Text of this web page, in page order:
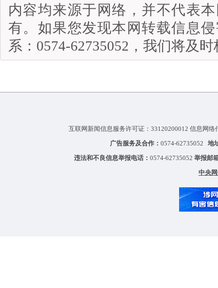
内容均来源于网络，并不代表
有。如果您发现本网转载信息
系：0574-62735052，我们将及
互联网新闻信息服务许可证：33120200012 信息网
广告服务及合作： 0574-62735052 地
违法和不良信息举报电话： 0574-62735052 举报邮
中央